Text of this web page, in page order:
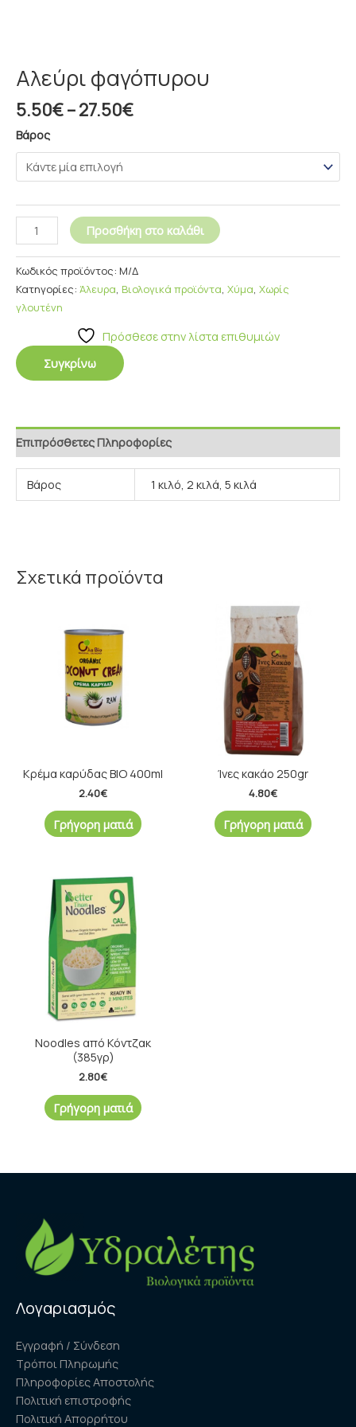
Αλεύρι φαγόπυρου
5.50€–27.50€
Βάρος
Προσθήκη στο καλάθι
Κωδικός προϊόντος: Μ/Δ
Κατηγορίες: Άλευρα, Βιολογικά προϊόντα, Χύμα, Χωρίς
γλουτένη
Πρόσθεσε στην λίστα επιθυμιών
Συγκρίνω
Επιπρόσθετες Πληροφορίες
Βάρος 1 κιλό, 2 κιλά, 5 κιλά
Σχετικά προϊόντα
Κρέμα καρύδας ΒΙΟ 400ml
2.40€
Γρήγορη ματιά
Ίνες κακάο 250gr
4.80€
Γρήγορη ματιά
Noodles από Κόντζακ
(385γρ)
2.80€
Γρήγορη ματιά
Λογαριασμός
Εγγραφή / Σύνδεση
Τρόποι Πληρωμής
Πληροφορίες Αποστολής
Πολιτική επιστροφής
Πολιτική Απορρήτου